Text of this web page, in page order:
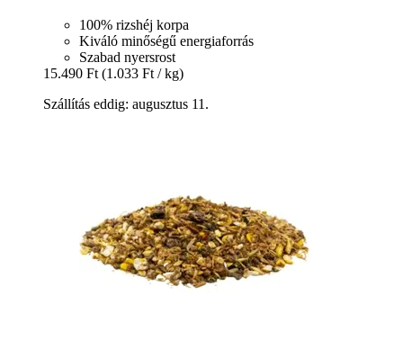
100% rizshéj korpa
Kiváló minőségű energiaforrás
Szabad nyersrost
15.490 Ft (1.033 Ft / kg)
Szállítás eddig: augusztus 11.